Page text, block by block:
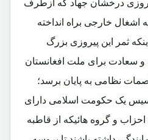
درخشان جهاد که ازطرف
اشغال خارجی براه انداخته
ثمر این پیروزی بزرگ
سعادت برای ملت افغانستان
نظامی به پایان برسد؛
یک حکومت اسلامی دارای
و گروه هائیکه از قاطبه